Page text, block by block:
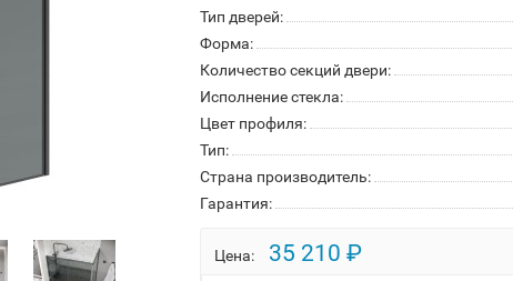
Тип дверей:
Форма:
Количество секций двери:
Исполнение стекла:
Цвет профиля:
Тип:
Страна производитель:
Гарантия:
Цена: 35 210 ₽